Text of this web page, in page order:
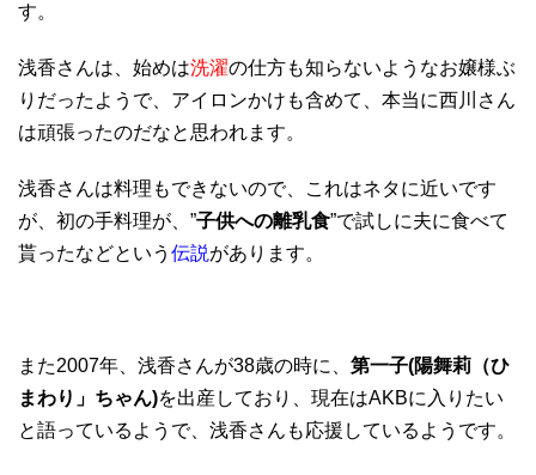
す。
浅香さんは、始めは洗濯の仕方も知らないようなお嬢様ぶ
りだったようで、アイロンかけも含めて、本当に西川さん
は頑張ったのだなと思われます。
浅香さんは料理もできないので、これはネタに近いです
が、初の手料理が、”子供への離乳食”で試しに夫に食べて
貰ったなどという 伝説があります。
また2007年、浅香さんが38歳の時に、 第一子(陽舞莉（ひ
まわり」ちゃん)を出産しており、現在はAKBに入りたい
と語っているようで、浅香さんも応援しているようです。